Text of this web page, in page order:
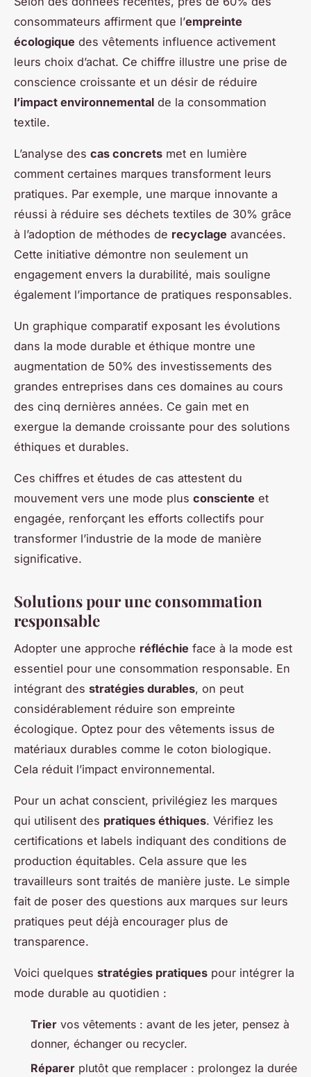
consommateurs affirment que l’empreinte
écologique des vêtements influence activement
leurs choix d’achat. Ce chiffre illustre une prise de
conscience croissante et un désir de réduire
l’impact environnemental de la consommation
textile.
L’analyse des cas concrets met en lumière
comment certaines marques transforment leurs
pratiques. Par exemple, une marque innovante a
réussi à réduire ses déchets textiles de 30% grâce
à l’adoption de méthodes de recyclage avancées.
Cette initiative démontre non seulement un
engagement envers la durabilité, mais souligne
également l’importance de pratiques responsables.
Un graphique comparatif exposant les évolutions
dans la mode durable et éthique montre une
augmentation de 50% des investissements des
grandes entreprises dans ces domaines au cours
des cinq dernières années. Ce gain met en
exergue la demande croissante pour des solutions
éthiques et durables.
Ces chiffres et études de cas attestent du
mouvement vers une mode plus consciente et
engagée, renforçant les efforts collectifs pour
transformer l’industrie de la mode de manière
significative.
Solutions pour une consommation
responsable
Adopter une approche réfléchie face à la mode est
essentiel pour une consommation responsable. En
intégrant des stratégies durables, on peut
considérablement réduire son empreinte
écologique. Optez pour des vêtements issus de
matériaux durables comme le coton biologique.
Cela réduit l’impact environnemental.
Pour un achat conscient, privilégiez les marques
qui utilisent des pratiques éthiques. Vérifiez les
certifications et labels indiquant des conditions de
production équitables. Cela assure que les
travailleurs sont traités de manière juste. Le simple
fait de poser des questions aux marques sur leurs
pratiques peut déjà encourager plus de
transparence.
Voici quelques stratégies pratiques pour intégrer la
mode durable au quotidien :
Trier vos vêtements : avant de les jeter, pensez à
donner, échanger ou recycler.
Réparer plutôt que remplacer : prolongez la durée